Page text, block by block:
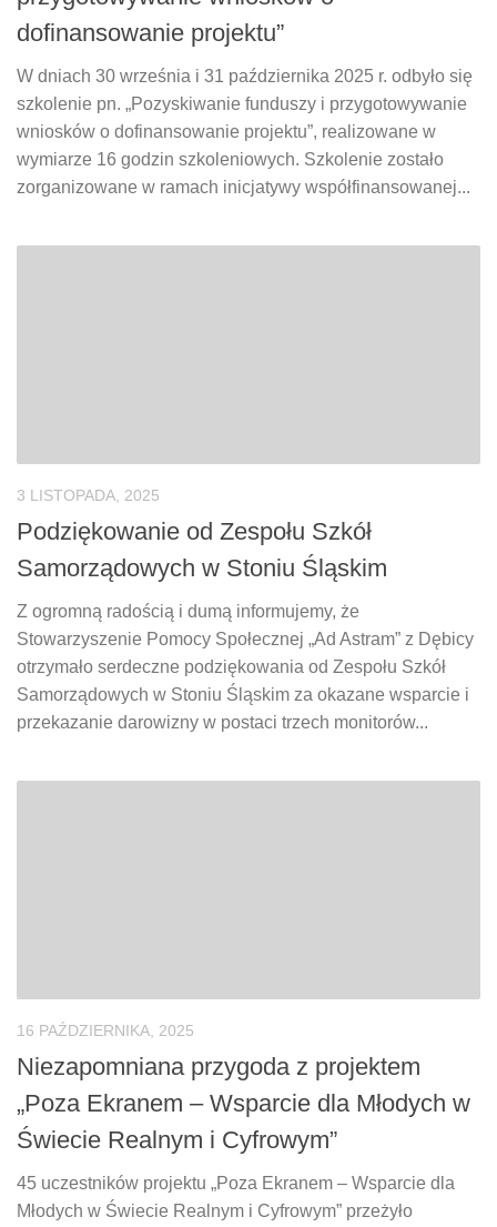
dofinansowanie projektu”
W dniach 30 września i 31 października 2025 r. odbyło się
szkolenie pn. „Pozyskiwanie funduszy i przygotowywanie
wniosków o dofinansowanie projektu”, realizowane w
wymiarze 16 godzin szkoleniowych. Szkolenie zostało
zorganizowane w ramach inicjatywy współfinansowanej...
3 LISTOPADA, 2025
Podziękowanie od Zespołu Szkół
Samorządowych w Stoniu Śląskim
Z ogromną radością i dumą informujemy, że
Stowarzyszenie Pomocy Społecznej „Ad Astram” z Dębicy
otrzymało serdeczne podziękowania od Zespołu Szkół
Samorządowych w Stoniu Śląskim za okazane wsparcie i
przekazanie darowizny w postaci trzech monitorów...
16 PAŹDZIERNIKA, 2025
Niezapomniana przygoda z projektem
„Poza Ekranem – Wsparcie dla Młodych w
Świecie Realnym i Cyfrowym”
45 uczestników projektu „Poza Ekranem – Wsparcie dla
Młodych w Świecie Realnym i Cyfrowym” przeżyło